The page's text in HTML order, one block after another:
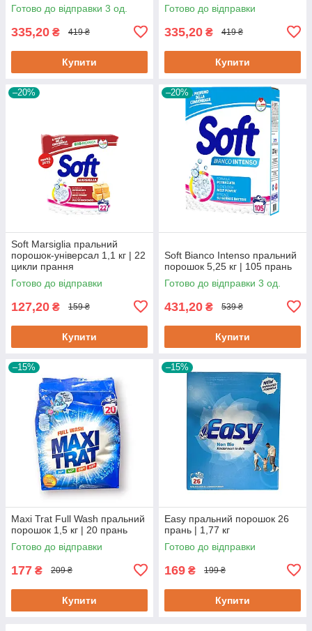
Готово до відправки 3 од.
335,20 ₴ 419 ₴
Купити
Готово до відправки
335,20 ₴ 419 ₴
Купити
–20%
Soft Marsiglia пральний
порошок-універсал 1,1 кг | 22
цикли прання
Готово до відправки
127,20 ₴ 159 ₴
Купити
–20%
Soft Bianco Intenso пральний
порошок 5,25 кг | 105 прань
Готово до відправки 3 од.
431,20 ₴ 539 ₴
Купити
–15%
Maxi Trat Full Wash пральний
порошок 1,5 кг | 20 прань
Готово до відправки
177 ₴ 209 ₴
Купити
–15%
Easy пральний порошок 26
прань | 1,77 кг
Готово до відправки
169 ₴ 199 ₴
Купити